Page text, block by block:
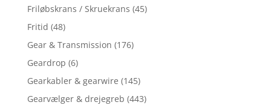
Friløbskrans / Skruekrans (45)
Fritid (48)
Gear & Transmission (176)
Geardrop (6)
Gearkabler & gearwire (145)
Gearvælger & drejegreb (443)